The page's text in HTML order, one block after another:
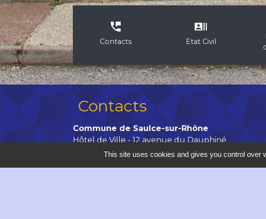
perm_phone_msg
Contacts
recent_actors
Etat Civil
Contacts
Commune de Saulce-sur-Rhône
Hôtel de Ville - 12 avenue du Dauphiné
26270 Saulce-sur-Rhône - FRANCE
This site uses cookies and gives you control over